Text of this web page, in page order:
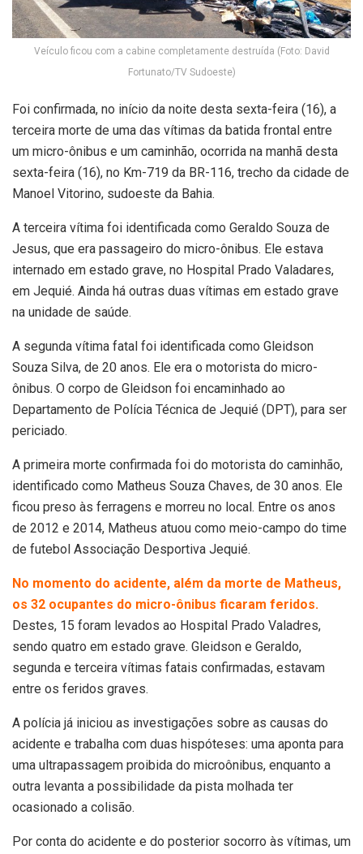
Veículo ficou com a cabine completamente destruída (Foto: David
Fortunato/TV Sudoeste)
Foi confirmada, no início da noite desta sexta-feira (16), a
terceira morte de uma das vítimas da batida frontal entre
um micro-ônibus e um caminhão, ocorrida na manhã desta
sexta-feira (16), no Km-719 da BR-116, trecho da cidade de
Manoel Vitorino, sudoeste da Bahia.
A terceira vítima foi identificada como Geraldo Souza de
Jesus, que era passageiro do micro-ônibus. Ele estava
internado em estado grave, no Hospital Prado Valadares,
em Jequié. Ainda há outras duas vítimas em estado grave
na unidade de saúde.
A segunda vítima fatal foi identificada como Gleidson
Souza Silva, de 20 anos. Ele era o motorista do micro-
ônibus. O corpo de Gleidson foi encaminhado ao
Departamento de Polícia Técnica de Jequié (DPT), para ser
periciado.
A primeira morte confirmada foi do motorista do caminhão,
identificado como Matheus Souza Chaves, de 30 anos. Ele
ficou preso às ferragens e morreu no local. Entre os anos
de 2012 e 2014, Matheus atuou como meio-campo do time
de futebol Associação Desportiva Jequié.
No momento do acidente, além da morte de Matheus,
os 32 ocupantes do micro-ônibus ficaram feridos.
Destes, 15 foram levados ao Hospital Prado Valadres,
sendo quatro em estado grave. Gleidson e Geraldo,
segunda e terceira vítimas fatais confirmadas, estavam
entre os feridos graves.
A polícia já iniciou as investigações sobre as causas do
acidente e trabalha com duas hispóteses: uma aponta para
uma ultrapassagem proibida do microônibus, enquanto a
outra levanta a possibilidade da pista molhada ter
ocasionado a colisão.
Por conta do acidente e do posterior socorro às vítimas, um